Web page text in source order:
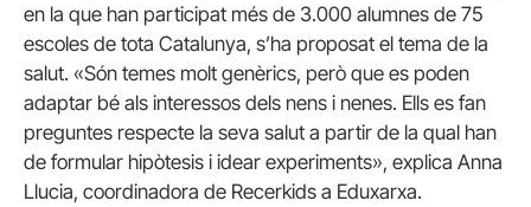
en la que han participat més de 3.000 alumnes de 75
escoles de tota Catalunya, s’ha proposat el tema de la
salut. «Són temes molt genèrics, però que es poden
adaptar bé als interessos dels nens i nenes. Ells es fan
preguntes respecte la seva salut a partir de la qual han
de formular hipòtesis i idear experiments», explica Anna
Llucia, coordinadora de Recerkids a Eduxarxa.